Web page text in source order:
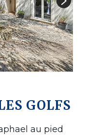
GOLFS
au pied